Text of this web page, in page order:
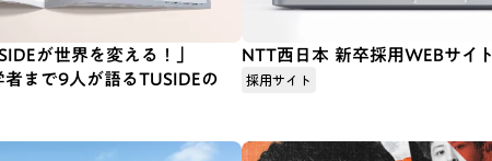
が世界を変える！」
まで9人が語るTUSIDEの
NTT西日本 新卒採用WEBサイト
採用サイト